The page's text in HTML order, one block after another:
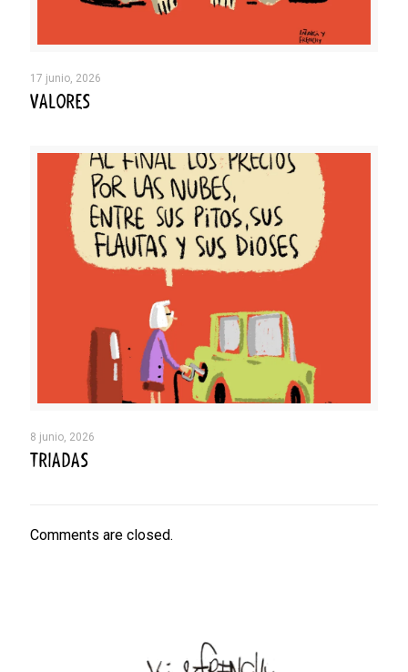
17 junio, 2026
VALORES
8 junio, 2026
TRIADAS
Comments are closed.